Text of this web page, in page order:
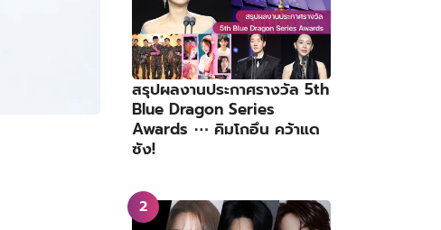
สรุปผลงานประกาศรางวัล 5th
Blue Dragon Series
Awards ⋯ คิมโกอึน คว้าแด
ซัง!